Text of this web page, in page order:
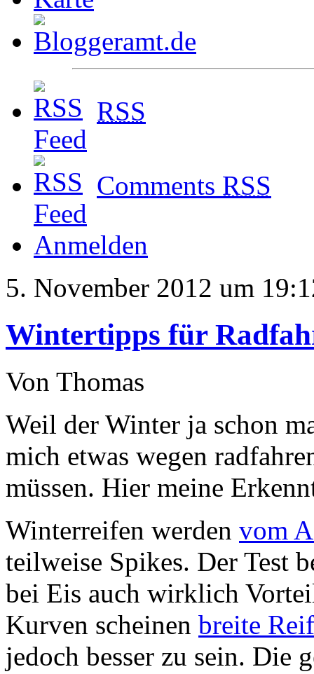
RSS
Comments RSS
Anmelden
5. November 2012 um
Wintertipps für
Von Thomas
Weil der Winter ja schon
mich etwas wegen
müssen. Hier meine
Winterreifen werden vom
teilweise Spikes. Der Test
bei Eis auch wirklich
Kurven scheinen breite
jedoch besser zu sein. Die